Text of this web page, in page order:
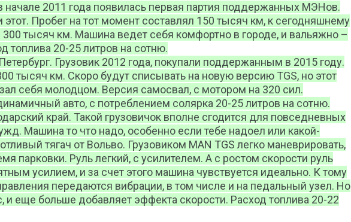
начале 2011 года появилась первая партия поддержанных МЭНов.
Пробег на тот момент составлял 150 тысяч км, к сегодняшнему
тысяч км. Машина ведет себя комфортно в городе, и вальяжно –
топлива 20-25 литров на сотню.
Грузовик 2012 года, покупали поддержанным в 2015 году.
тысяч км. Скоро будут списывать на новую версию TGS, но этот
себя молодцом. Версия самосвал, с мотором на 320 сил.
авто, с потреблением солярка 20-25 литров на сотню.
край. Такой грузовичок вполне сгодится для повседневных
Машина то что надо, особенно если тебе надоел или какой-
тягач от Вольво. Грузовиком MAN TGS легко маневрировать,
парковки. Руль легкий, с усилителем. А с ростом скорости руль
усилием, и за счет этого машина чувствуется идеально. К тому
передаются вибрации, в том числе и на педальный узел. Но
и еще больше добавляет эффекта скорости. Расход топлива 20-22